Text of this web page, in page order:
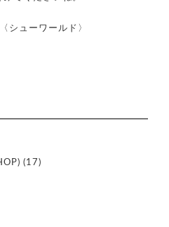
シューワールド〉
(17)